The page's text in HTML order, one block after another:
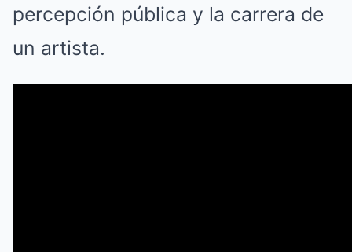
percepción pública y la carrera de
un artista.